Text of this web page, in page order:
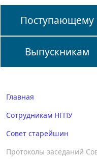
Поступающему
Выпускникам
Главная
Сотрудникам НГПУ
Совет старейшин
Протоколы заседаний